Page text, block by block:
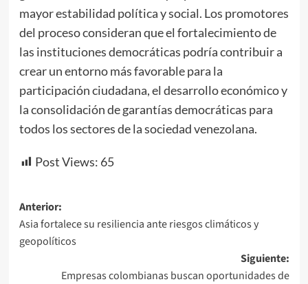
mayor estabilidad política y social. Los promotores
del proceso consideran que el fortalecimiento de
las instituciones democráticas podría contribuir a
crear un entorno más favorable para la
participación ciudadana, el desarrollo económico y
la consolidación de garantías democráticas para
todos los sectores de la sociedad venezolana.
Post Views: 65
Navegación
de
entradas
Anterior:
Asia fortalece su resiliencia ante riesgos climáticos y
geopolíticos
Siguiente:
Empresas colombianas buscan oportunidades de